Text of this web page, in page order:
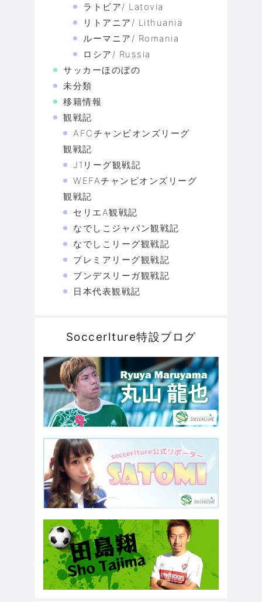
ラトビア/ Latovia
リトアニア/ Lithuania
ルーマニア/ Romania
ロシア/ Russia
サッカーほのぼの
未分類
移籍情報
観戦記
AFCチャンピオンズリーグ
観戦記
J1リーグ観戦記
WEFAチャンピオンズリーグ
観戦記
セリエA観戦記
なでしこジャパン観戦記
なでしこリーグ観戦記
プレミアリーグ観戦記
ブンデスリーガ観戦記
日本代表観戦記
Soccerlture特設ブログ